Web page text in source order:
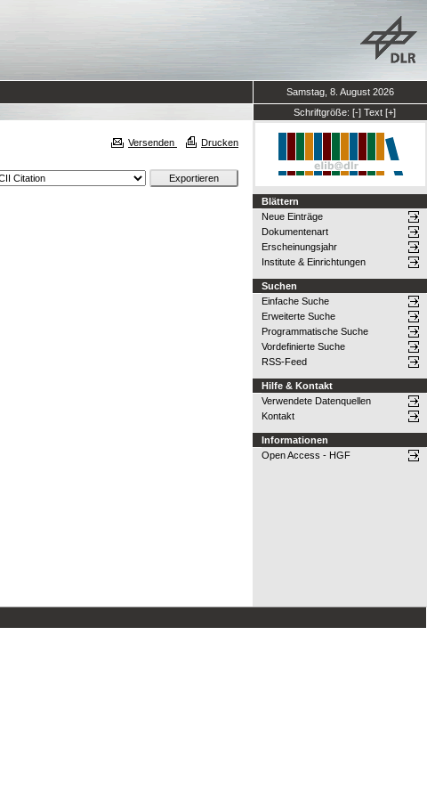
Samstag, 8. August 2026
Schriftgröße: [-] Text [+]
Versenden Drucken
Blättern
Neue Einträge
Dokumentenart
Erscheinungsjahr
Institute & Einrichtungen
Suchen
Einfache Suche
Erweiterte Suche
Programmatische Suche
Vordefinierte Suche
RSS-Feed
Hilfe & Kontakt
Verwendete Datenquellen
Kontakt
Informationen
Open Access - HGF